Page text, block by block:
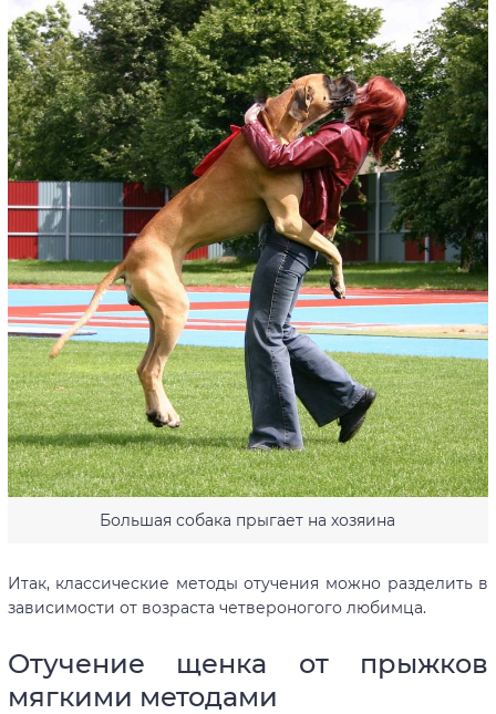
Большая собака прыгает на хозяина
Итак, классические методы отучения можно разделить в
зависимости от возраста четвероногого любимца.
Отучение щенка от прыжков
мягкими методами